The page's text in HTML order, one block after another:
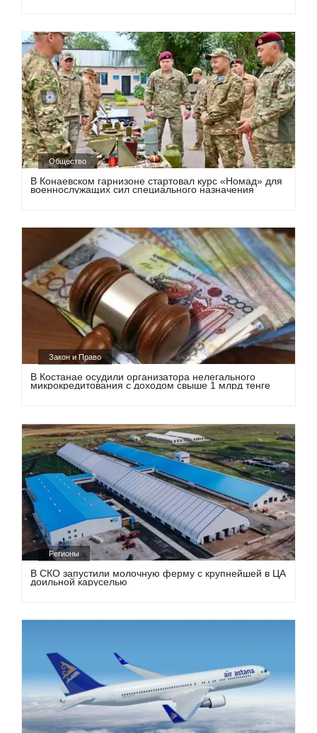
Общество
В Конаевском гарнизоне стартовал курс «Номад» для
военнослужащих сил специального назначения
Закон и Право
В Костанае осудили организатора нелегального
микрокредитования с доходом свыше 1 млрд тенге
Регионы
В СКО запустили молочную ферму с крупнейшей в ЦА
доильной каруселью